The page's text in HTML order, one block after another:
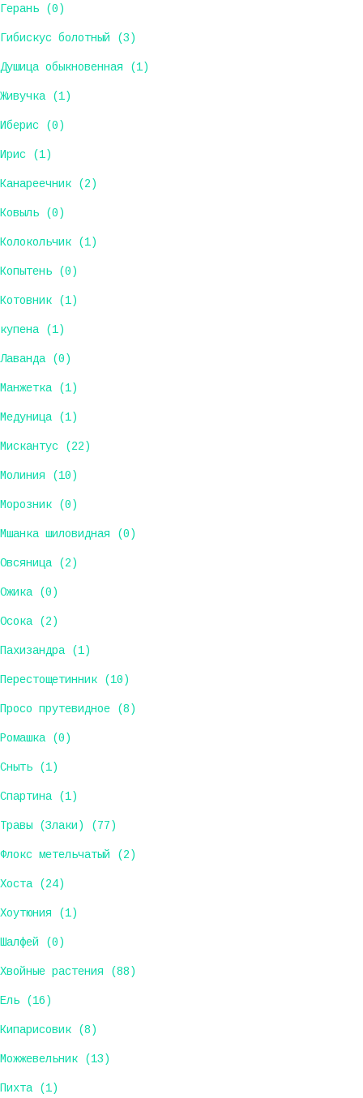
Герань (0)
Гибискус болотный (3)
Душица обыкновенная (1)
Живучка (1)
Иберис (0)
Ирис (1)
Канареечник (2)
Ковыль (0)
Колокольчик (1)
Копытень (0)
Котовник (1)
купена (1)
Лаванда (0)
Манжетка (1)
Медуница (1)
Мискантус (22)
Молиния (10)
Морозник (0)
Мшанка шиловидная (0)
Овсяница (2)
Ожика (0)
Осока (2)
Пахизандра (1)
Перестощетинник (10)
Просо прутевидное (8)
Ромашка (0)
Сныть (1)
Спартина (1)
Травы (Злаки) (77)
Флокс метельчатый (2)
Хоста (24)
Хоутюния (1)
Шалфей (0)
Хвойные растения (88)
Ель (16)
Кипарисовик (8)
Можжевельник (13)
Пихта (1)